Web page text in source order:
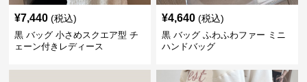
¥7,440 (税込)
黒 バッグ 小さめスクエア型 チ
ェーン付きレディース
¥4,640 (税込)
黒 バッグ ふわふわファー ミニ
ハンドバッグ